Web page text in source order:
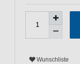
Wunschliste